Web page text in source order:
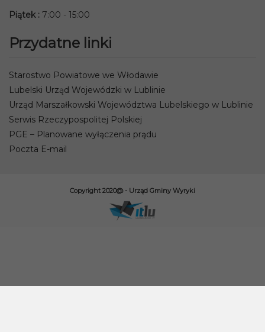
Piątek: 7:00 - 15:00
Przydatne linki
Starostwo Powiatowe we Włodawie
Lubelski Urząd Wojewódzki w Lublinie
Urząd Marszałkowski Województwa Lubelskiego w Lublinie
Serwis Rzeczypospolitej Polskiej
PGE – Planowane wyłączenia prądu
Poczta E-mail
Copyright 2020@ - Urząd Gminy Wyryki